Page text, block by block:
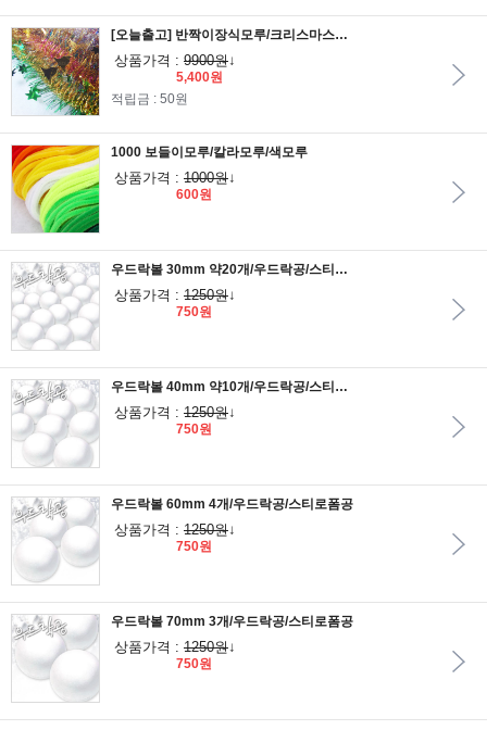
[오늘출고] 반짝이장식모루/크리스마스트리장식
상품가격 : 9900원↓
5,400원
적립금 : 50원
1000 보들이모루/칼라모루/색모루
상품가격 : 1000원↓
600원
우드락볼 30mm 약20개/우드락공/스티로폼공
상품가격 : 1250원↓
750원
우드락볼 40mm 약10개/우드락공/스티로폼공
상품가격 : 1250원↓
750원
우드락볼 60mm 4개/우드락공/스티로폼공
상품가격 : 1250원↓
750원
우드락볼 70mm 3개/우드락공/스티로폼공
상품가격 : 1250원↓
750원